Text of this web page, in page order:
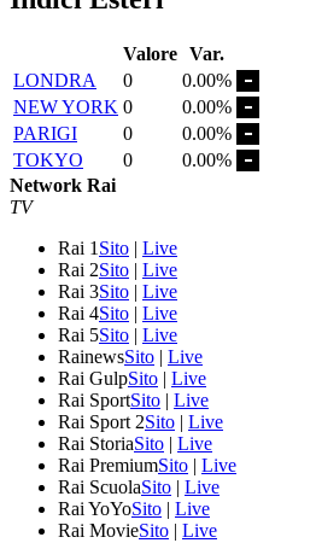
Valore Var.
LONDRA
0
0.00%
NEW YORK 0
0.00%
PARIGI
0
0.00%
TOKYO
0
0.00%
Network Rai
TV
Rai 1 Sito | Live
Rai 2Sito | Live
Rai 3Sito | Live
Rai 4Sito | Live
Rai 5Sito | Live
RainewsSito | Live
Rai GulpSito | Live
Rai SportSito | Live
Rai Sport 2Sito | Live
Rai StoriaSito | Live
Rai PremiumSito | Live
Rai ScuolaSito | Live
Rai YoYoSito | Live
Rai MovieSito | Live